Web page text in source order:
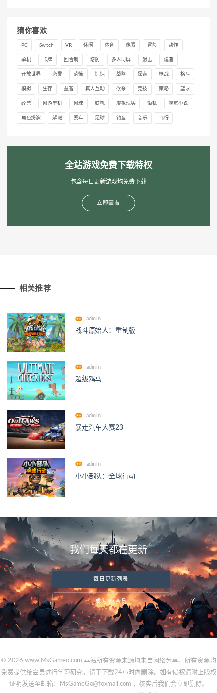
猜你喜欢
PC Switch VR 休闲 体育 像素 冒险 动作
单机 卡牌 回合制 塔防 多人同屏 射击 建造
开放世界 恋爱 恐怖 惊悚 战略 探索 枪战 格斗
模拟 生存 益智 真人互动 砍杀 竞技 策略 篮球
经营 网游单机 网球 联机 虚拟现实 街机 视觉小说
角色扮演 解谜 赛车 足球 钓鱼 音乐 飞行
全站游戏免费下载特权
包含每日更新游戏均免费下载
立即查看
相关推荐
admin
战斗原始人：重制版
admin
超级鸡马
admin
暴走汽车大赛23
admin
小小部队：全球行动
我们每天都在更新
每日更新列表
成为Ms会员
© 2026 www.MsGameo.com 本站所有资源来源均来自网络分享，所有资源均
免费提供给会员进行学习研究，请于下载24小时內删除。如有侵权请附上版权
证明发送至邮箱：MsGameGo@foxmail.com ，核实后我们会立即删除。